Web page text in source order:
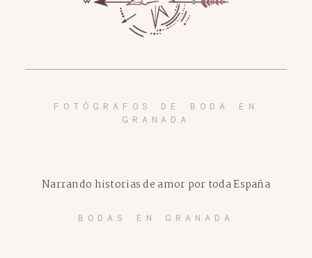
FOTÓGRAFOS DE BODA EN
GRANADA
BODAS EN GRANADA
Narrando historias de amor por toda España